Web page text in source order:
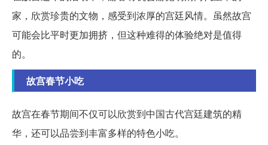
家，欣赏珍贵的文物，感受到浓厚的宫廷风情。虽然故宫
可能会比平时更加拥挤，但这种难得的体验绝对是值得
的。
故宫春节小吃
故宫在春节期间不仅可以欣赏到中国古代宫廷建筑的精
华，还可以品尝到丰富多样的特色小吃。